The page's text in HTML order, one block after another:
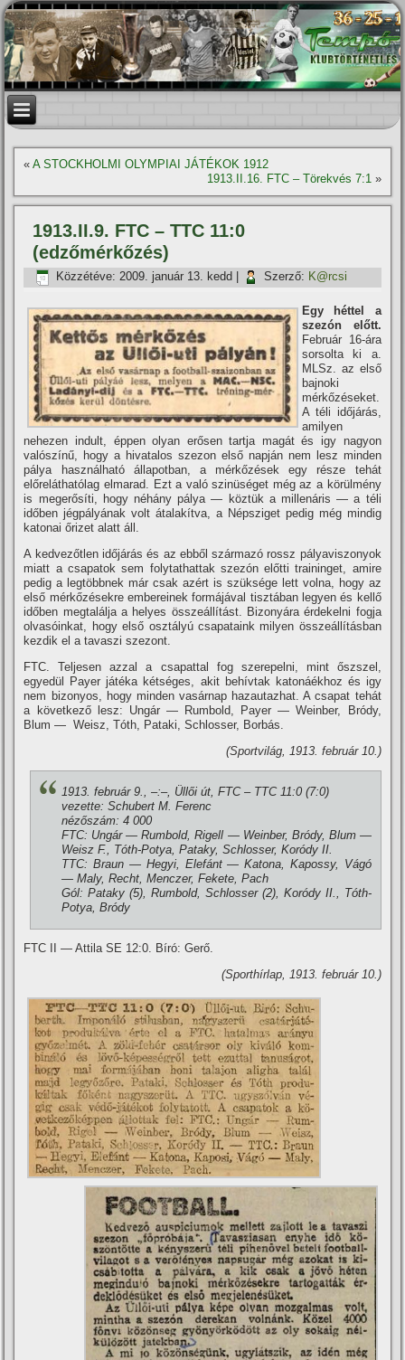
«A STOCKHOLMI OLYMPIAI JÁTÉKOK 1912
1913.II.16. FTC – Törekvés 7:1»
1913.II.9. FTC – TTC 11:0
(edzőmérkőzés)
Közzétéve: 2009. január 13. kedd Szerző: K@rcsi
Egy héttel a
szezón előtt.
Február 16-ára
sorsolta ki a.
MLSz. az első
bajnoki
mérkőzéseket.
A téli időjárás,
amilyen
nehezen indult, éppen olyan erősen tartja magát és igy nagyon
valószí­nű, hogy a hivatalos szezon első napján nem lesz minden
pálya használható állapotban, a mérkőzések egy része tehát
előreláthatólag elmarad. Ezt a való szinüséget még az a körülmény
is megerősí­ti, hogy néhány pálya — köztük a millenáris — a téli
időben jégpályának volt átalakí­tva, a Népsziget pedig még mindig
katonai őrizet alatt áll.
A kedvezőtlen időjárás és az ebből származó rossz pályaviszonyok
miatt a csapatok sem folytathattak szezón előtti traininget, amire
pedig a legtöbbnek már csak azért is szüksége lett volna, hogy az
első mérkőzésekre embereinek formájával tisztában legyen és kellő
időben megtalálja a helyes összeállí­tást. Bizonyára érdekelni fogja
olvasóinkat, hogy első osztályú csapataink milyen összeállí­tásban
kezdik el a tavaszi szezont.
FTC. Teljesen azzal a csapattal fog szerepelni, mint őszszel,
egyedül Payer játéka kétséges, akit behí­vtak katonáékhoz és igy
nem bizonyos, hogy minden vasárnap hazautazhat. A csapat tehát
a következő lesz: Ungár — Rumbold, Payer — Weinber, Bródy,
Blum — Weisz, Tóth, Pataki, Schlosser, Borbás.
(Sportvilág, 1913. február 10.)
1913. február 9., –:–, Üllői út, FTC – TTC 11:0 (7:0)
vezette: Schubert M. Ferenc
nézőszám: 4 000
FTC: Ungár — Rumbold, Rigell — Weinber, Bródy, Blum —
Weisz F., Tóth-Potya, Pataky, Schlosser, Koródy II.
TTC: Braun — Hegyi, Elefánt — Katona, Kapossy, Vágó
— Maly, Recht, Menczer, Fekete, Pach
Gól: Pataky (5), Rumbold, Schlosser (2), Koródy II., Tóth-
Potya, Bródy
FTC II — Attila SE 12:0. Bí­ró: Gerő.
(Sporthí­rlap, 1913. február 10.)